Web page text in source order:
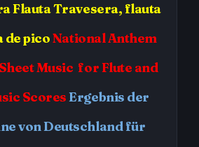
Flauta Travesera, flauta
de picoNational Anthem
Sheet Music for Flute and
ScoresErgebnis der
von Deutschland für